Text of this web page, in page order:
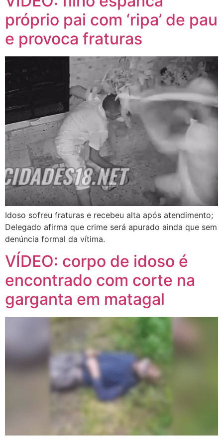
próprio pai com ‘ripa’ de pau
e provoca fraturas
Idoso sofreu fraturas e recebeu alta após atendimento;
Delegado afirma que crime será apurado ainda que sem
denúncia formal da vítima.
VÍDEO: corpo de idoso é
encontrado com corte na
garganta em matagal